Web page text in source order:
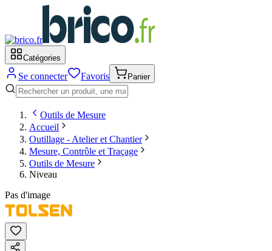
Catégories
Se connecter Favoris Panier
Outils de Mesure
Accueil
Outillage - Atelier et Chantier
Mesure, Contrôle et Traçage
Outils de Mesure
Niveau
Pas d'image